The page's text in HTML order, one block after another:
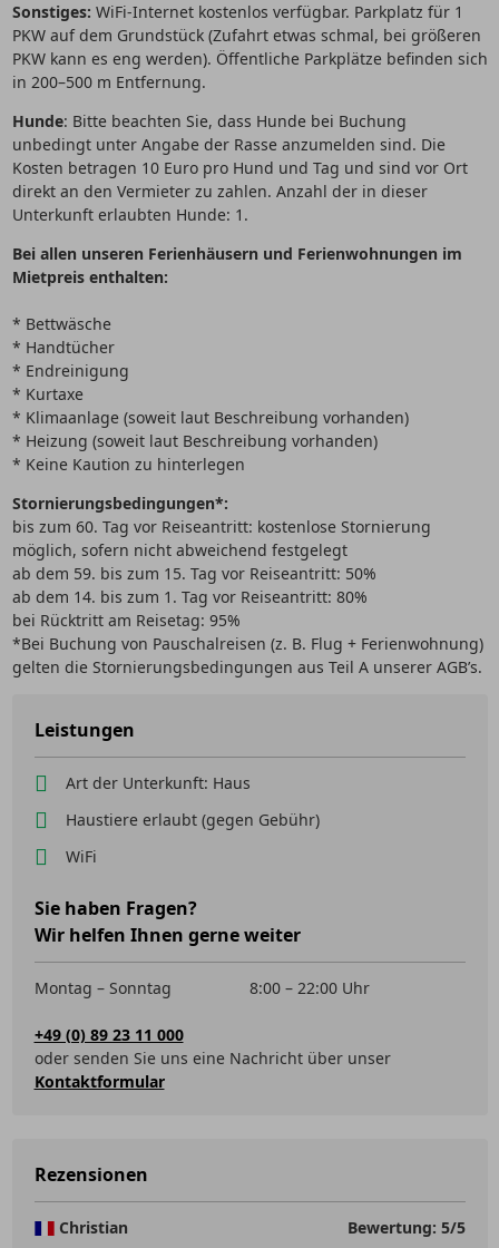
Sonstiges: WiFi-Internet kostenlos verfügbar. Parkplatz für 1
PKW auf dem Grundstück (Zufahrt etwas schmal, bei größeren
PKW kann es eng werden). Öffentliche Parkplätze befinden sich
in 200–500 m Entfernung.
Hunde: Bitte beachten Sie, dass Hunde bei Buchung
unbedingt unter Angabe der Rasse anzumelden sind. Die
Kosten betragen 10 Euro pro Hund und Tag und sind vor Ort
direkt an den Vermieter zu zahlen. Anzahl der in dieser
Unterkunft erlaubten Hunde: 1.
Bei allen unseren Ferienhäusern und Ferienwohnungen im
Mietpreis enthalten:
* Bettwäsche
* Handtücher
* Endreinigung
* Kurtaxe
* Klimaanlage (soweit laut Beschreibung vorhanden)
* Heizung (soweit laut Beschreibung vorhanden)
* Keine Kaution zu hinterlegen
Stornierungsbedingungen*:
bis zum 60. Tag vor Reiseantritt: kostenlose Stornierung
möglich, sofern nicht abweichend festgelegt
ab dem 59. bis zum 15. Tag vor Reiseantritt: 50%
ab dem 14. bis zum 1. Tag vor Reiseantritt: 80%
bei Rücktritt am Reisetag: 95%
*Bei Buchung von Pauschalreisen (z. B. Flug + Ferienwohnung)
gelten die Stornierungsbedingungen aus Teil A unserer AGB’s.
Leistungen
Art der Unterkunft: Haus
Haustiere erlaubt (gegen Gebühr)
WiFi
Sie haben Fragen?
Wir helfen Ihnen gerne weiter
Montag – Sonntag 8:00 – 22:00 Uhr
+49 (0) 89 23 11 000
oder senden Sie uns eine Nachricht über unser
Kontaktformular
Rezensionen
Christian Bewertung: 5/5